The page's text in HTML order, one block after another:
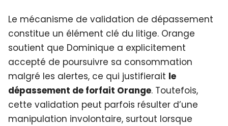
Le mécanisme de validation de dépassement
constitue un élément clé du litige. Orange
soutient que Dominique a explicitement
accepté de poursuivre sa consommation
malgré les alertes, ce qui justifierait le
dépassement de forfait Orange. Toutefois,
cette validation peut parfois résulter d’une
manipulation involontaire, surtout lorsque